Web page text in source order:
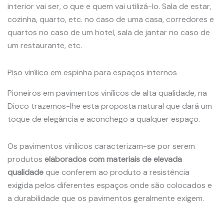
interior vai ser, o que e quem vai utilizá-lo. Sala de estar,
cozinha, quarto, etc. no caso de uma casa, corredores e
quartos no caso de um hotel, sala de jantar no caso de
um restaurante, etc.
Piso vinílico em espinha para espaços internos
Pioneiros em pavimentos vinílicos de alta qualidade, na
Dioco trazemos-lhe esta proposta natural que dará um
toque de elegância e aconchego a qualquer espaço.
Os pavimentos vinílicos caracterizam-se por serem
produtos elaborados com materiais de elevada
qualidadeque conferem ao produto a resistência
exigida pelos diferentes espaços onde são colocados e
a durabilidade que os pavimentos geralmente exigem.